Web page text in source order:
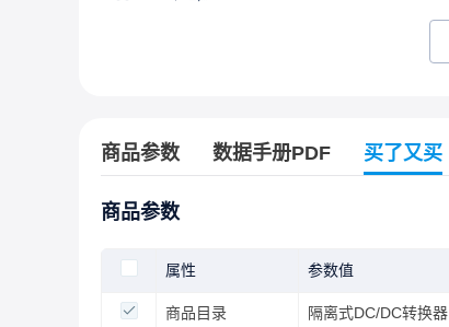
商品参数 数据手册PDF 买了又买
商品参数
属性 参数值
商品目录 隔离式DC/DC转换器